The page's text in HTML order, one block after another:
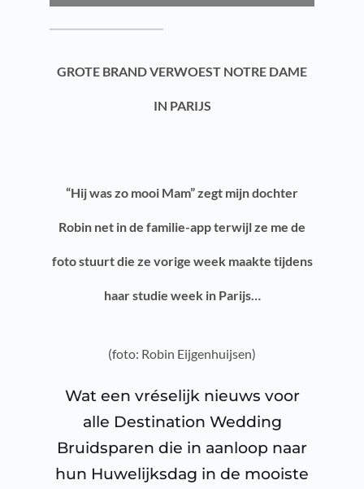
GROTE BRAND VERWOEST NOTRE DAME
IN PARIJS
“Hij was zo mooi Mam” zegt mijn dochter
Robin net in de familie-app terwijl ze me de
foto stuurt die ze vorige week maakte tijdens
haar studie week in Parijs…
(foto: Robin Eijgenhuijsen)
Wat een vréselijk nieuws voor
alle Destination Wedding
Bruidsparen die in aanloop naar
hun Huwelijksdag in de mooiste